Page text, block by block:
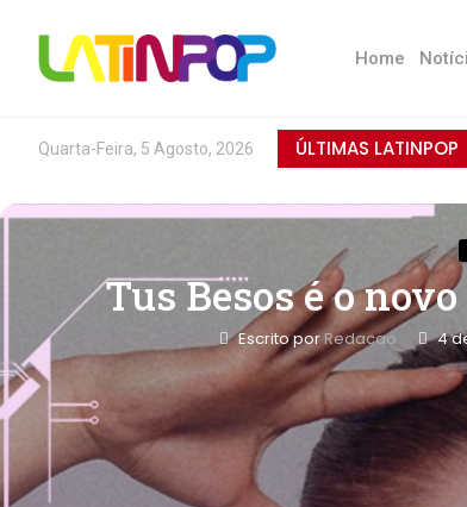
Home
Quarta-Feira, 5 Agosto, 2026 ÚLTIMAS LATINPOP
Tus Besos é o
Escrito porRedacao 4